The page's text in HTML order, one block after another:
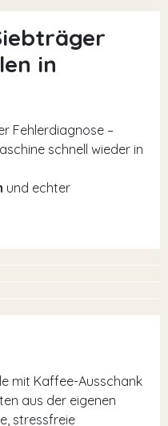
in
Fehlerdiagnose –
schnell wieder in
und echter
mit Kaffee-Ausschank
aus der eigenen
stressfreie